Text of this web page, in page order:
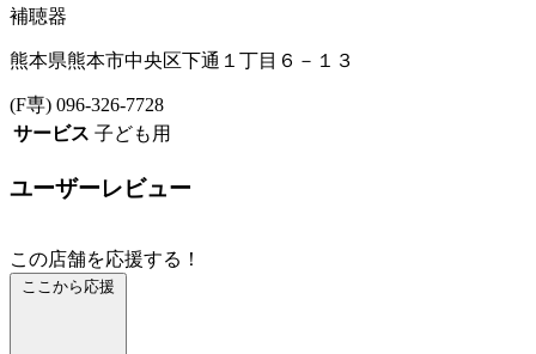
補聴器
熊本県熊本市中央区下通１丁目６－１３
(F専) 096-326-7728
サービス 子ども用
ユーザーレビュー
この店舗を応援する！
ここから応援